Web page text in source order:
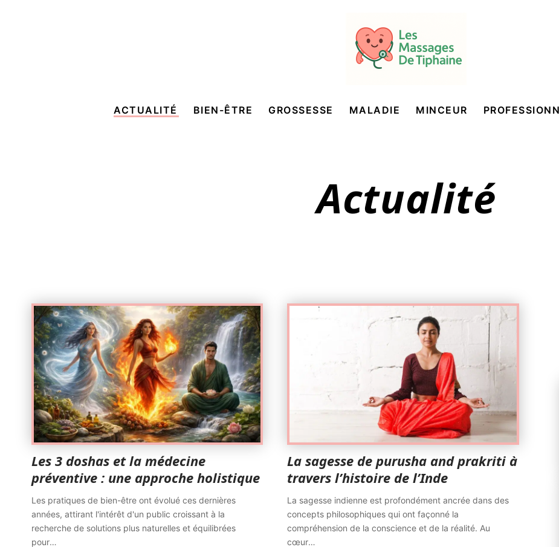
ACTUALITÉ BIEN-ÊTRE GROSSESSE MALADIE MINCEUR
Actualité
Les 3 doshas et la médecine
préventive : une approche holistique
Les pratiques de bien-être ont évolué ces dernières
années, attirant l'intérêt d'un public croissant à la
recherche de solutions plus naturelles et équilibrées
pour…
La sagesse de purusha and prakriti à
travers l’histoire de l’Inde
La sagesse indienne est profondément ancrée dans des
concepts philosophiques qui ont façonné la
compréhension de la conscience et de la réalité. Au
cœur…